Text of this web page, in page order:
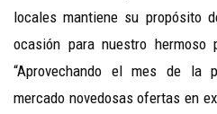
locales mantiene su propósito
ocasión para nuestro hermoso
“Aprovechando el mes de la
mercado novedosas ofertas en